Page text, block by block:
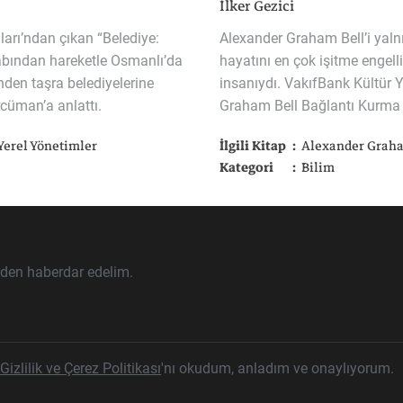
çıkan “Belediye:
hareketle Osmanlı’da
taşra belediyelerine
anlattı.
Yönetimler
İlker Gezici
Alexander Graham Bell’i
hayatını en çok işitme
insanıydı. VakıfBank Kültür
Graham Bell Bağlantı
İlgili Kitap
Alexander
Kategori
Bilim
haberdar edelim.
Gizlilik ve Çerez Politikası'nı okudum, anladım ve onaylıyorum.